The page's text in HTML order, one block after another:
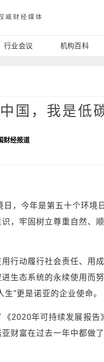
威财经媒体
行业会议 机构百科
国，我是低
财经报道
今年是第五十个环境日
，牢固树立尊重自然、
动履行社会责任、用成
生态系统的永续使用而
”更是诺亚的企业使命。
年可持续发展报告
财富在过去一年中都做